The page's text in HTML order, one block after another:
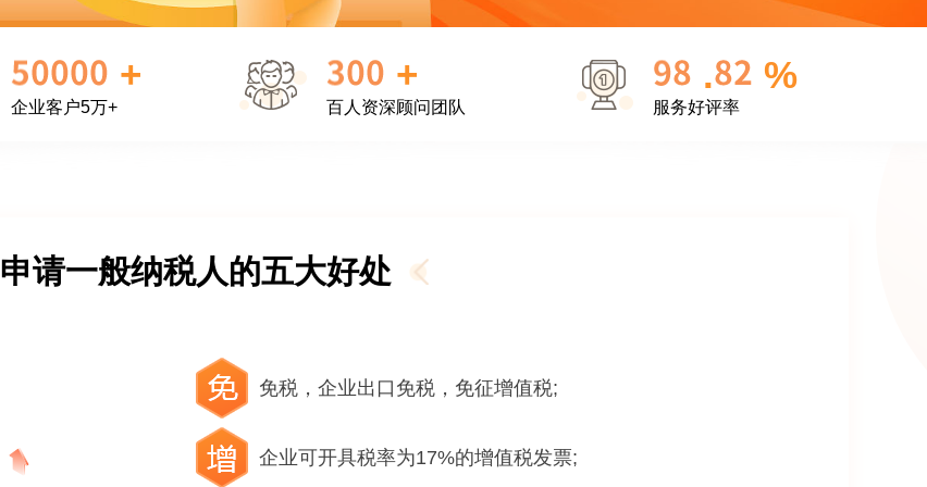
+
企业客户5万+
+
百人资深顾问团队
. %
服务好评率
申请一般纳税人的五大好处
免税，企业出口免税，免征增值税;
企业可开具税率为17%的增值税发票;